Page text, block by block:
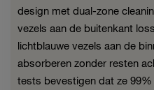
design met dual-zone
vezels aan de buitenkant
lichtblauwe vezels aan de
absorberen zonder resten
tests bevestigen dat ze